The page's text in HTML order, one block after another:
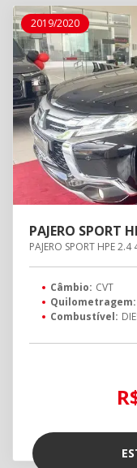
2019/2020
PAJERO SPORT
PAJERO SPORT HPE 2.4
Câmbio: CVT
Quilometragem:
Combustível: